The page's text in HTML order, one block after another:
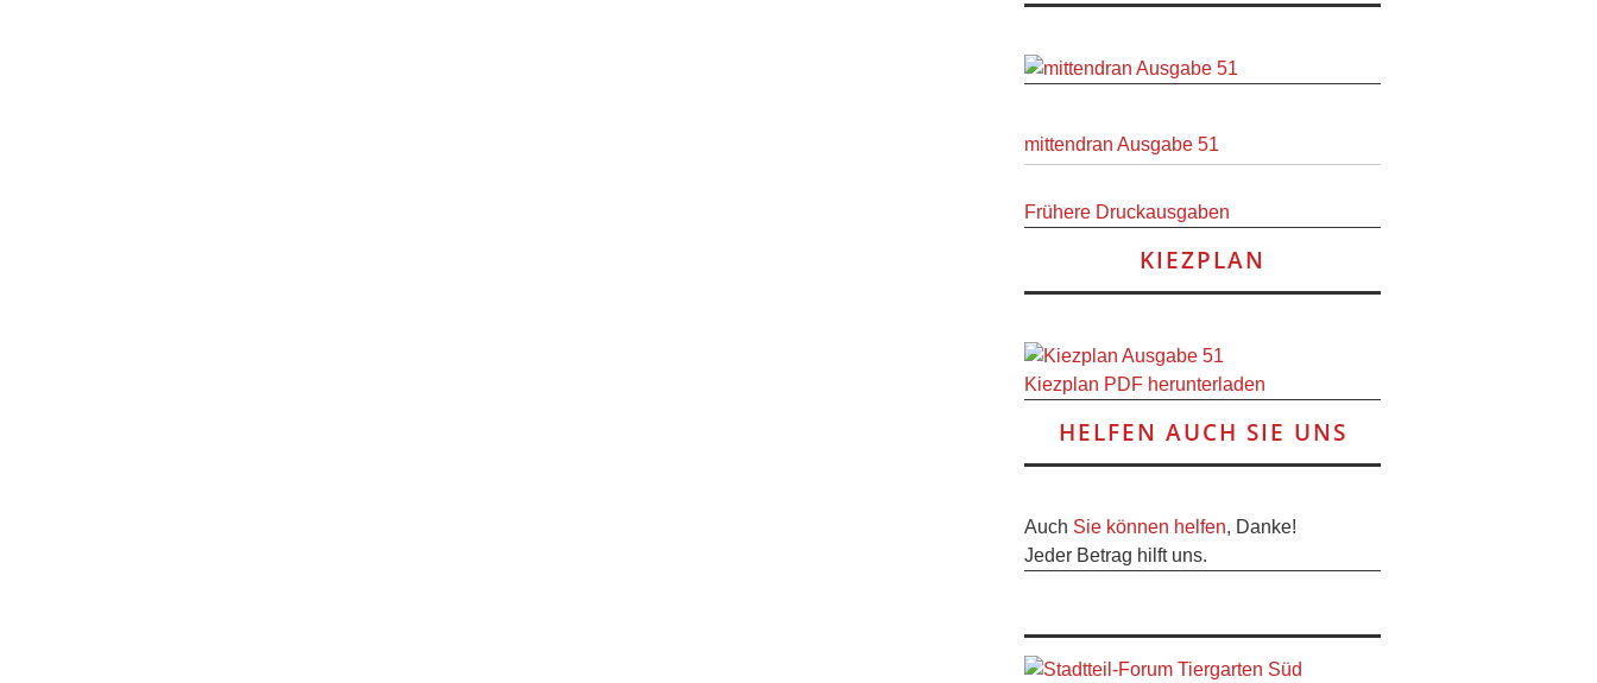
mittendran Ausgabe 51
Frühere Druckausgaben
KIEZPLAN
Kiezplan PDF herunterladen
HELFEN AUCH SIE UNS
Auch Sie können helfen, Danke!
Jeder Betrag hilft uns.